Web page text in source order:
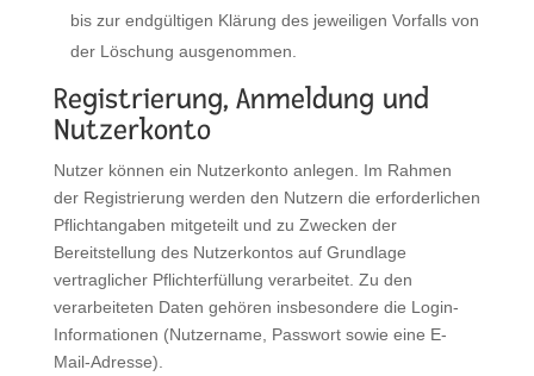
bis zur endgültigen Klärung des jeweiligen Vorfalls von
der Löschung ausgenommen.
Registrierung, Anmeldung und
Nutzerkonto
Nutzer können ein Nutzerkonto anlegen. Im Rahmen
der Registrierung werden den Nutzern die erforderlichen
Pflichtangaben mitgeteilt und zu Zwecken der
Bereitstellung des Nutzerkontos auf Grundlage
vertraglicher Pflichterfüllung verarbeitet. Zu den
verarbeiteten Daten gehören insbesondere die Login-
Informationen (Nutzername, Passwort sowie eine E-
Mail-Adresse).